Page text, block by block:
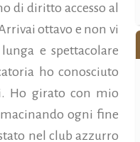
di diritto accesso al
ottavo e non vi
e spettacolare
ho conosciuto
Ho girato con mio
ogni fine
nel club azzurro